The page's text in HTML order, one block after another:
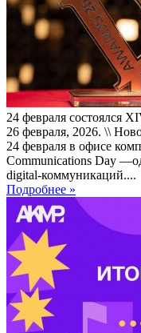
24 февраля состоялся
26 февраля, 2026. \\
24 февраля в офисе
Communications Day
digital-коммуникаций....
Подробнее »